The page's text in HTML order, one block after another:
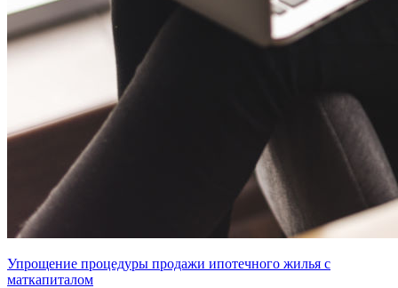
Упрощение процедуры продажи ипотечного жилья с
маткапиталом